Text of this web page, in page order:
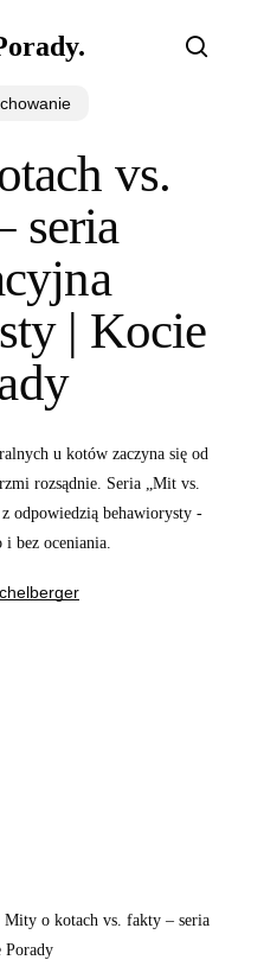
vs.
seria
| Kocie
u kotów zaczyna się od
rozsądnie. Seria „Mit vs.
odpowiedzią behawiorysty -
bez oceniania.
Mity o kotach vs. fakty – seria
Porady